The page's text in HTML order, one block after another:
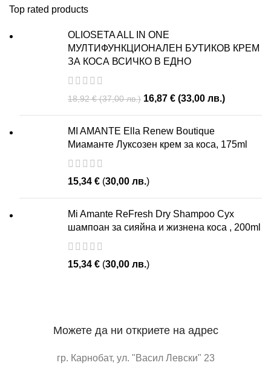
Top rated products
OLIOSETA ALL IN ONE
МУЛТИФУНКЦИОНАЛЕН БУТИКОВ КРЕМ
ЗА КОСА ВСИЧКО В ЕДНО
18,92€ (37,00лв.) 16,87 € (33,00 лв.)
MI AMANTE Ella Renew Boutique
Миаманте Луксозен крем за коса, 175ml
15,34 € (30,00 лв.)
Mi Amante ReFresh Dry Shampoo Сух
шампоан за сияйна и жизнена коса , 200ml
15,34 € (30,00 лв.)
Можете да ни откриете на адрес
гр. Карнобат, ул. "Васил Левски" 23